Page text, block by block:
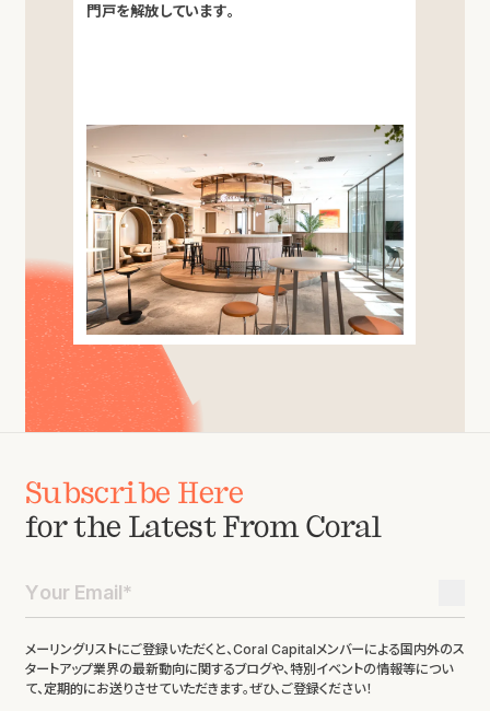
門戸を解放しています。
Subscribe Here
for the Latest From Coral
メーリングリストにご登録いただくと、Coral Capitalメンバーによる国内外のス
タートアップ業界の最新動向に関するブログや、特別イベントの情報等につい
て、定期的にお送りさせていただきます。ぜひ、ご登録ください！